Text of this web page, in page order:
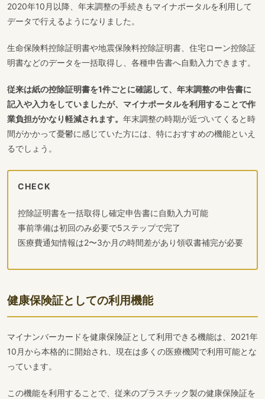
2020年10月以降、年末調整の手続きもマイナポータルを利用して
データで行えるようになりました。
生命保険料控除証明書や地震保険料控除証明書、住宅ローン控除証
明書などのデータを一括取得し、各種申告書へ自動入力できます。
従来は紙の控除証明書を1件ごとに確認して、年末調整の申告書に
記入や入力をしていましたが、マイナポータルを利用することで作
業負担がかなり軽減されます。 年末調整の時期が近づいてくると時
間がかかって憂鬱に感じていた方には、特におすすめの機能といえ
るでしょう。
CHECK
控除証明書を一括取得し確定申告書に自動入力可能
事前準備は初回のみ必要で5ステップで完了
医療費通知情報は2〜3か月の時間差があり領収書補完が必要
健康保険証としての利用機能
マイナンバーカードを健康保険証として利用できる機能は、2021年
10月から本格的に開始され、現在は多くの医療機関で利用可能とな
っています。
この機能を利用することで、従来のプラスチック製の健康保険証を